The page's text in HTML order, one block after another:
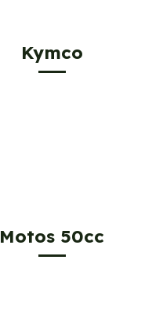
Kymco
Motos 50cc